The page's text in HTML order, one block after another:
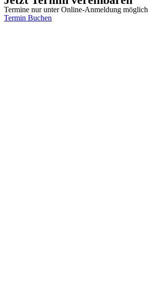
Termine nur unter Online-Anmeldung möglich
Termin Buchen